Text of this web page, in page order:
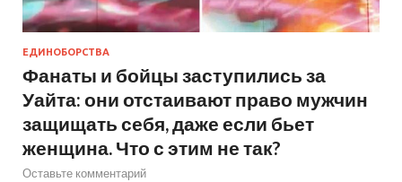
ЕДИНОБОРСТВА
Фанаты и бойцы заступились за
Уайта: они отстаивают право мужчин
защищать себя, даже если бьет
женщина. Что с этим не так?
Оставьте комментарий